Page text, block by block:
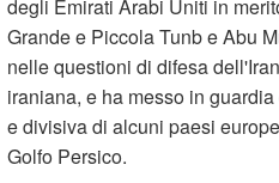
degli Emirati Arabi Uniti in
Grande e Piccola Tunb e Abu
nelle questioni di difesa
iraniana, e ha messo in
e divisiva di alcuni paesi
Golfo Persico.